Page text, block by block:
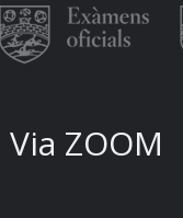
Via ZOOM